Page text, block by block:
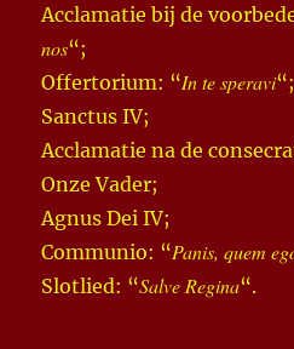
Acclamatie bij de
nos“;
Offertorium: “In te speravi“;
Sanctus IV;
Acclamatie na de
Onze Vader;
Agnus Dei IV;
Communio: “Panis, quem
Slotlied: “Salve Regina“.